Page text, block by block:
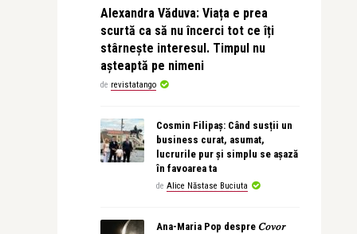
Alexandra Văduva: Viața e prea
scurtă ca să nu încerci tot ce îți
stârnește interesul. Timpul nu
așteaptă pe nimeni
de revistatango
Cosmin Filipaș: Când susții un
business curat, asumat,
lucrurile pur și simplu se așază
în favoarea ta
de Alice Năstase Buciuta
Ana-Maria Pop despre 𝐶𝑜𝑣𝑜𝑟